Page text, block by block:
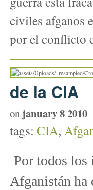
civiles afganos
por el conflicto
de la CIA
on january 8 2010
tags: CIA,
Por todos los
Afganistán ha